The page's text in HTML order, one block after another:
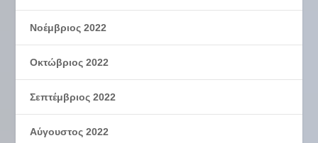
Νοέμβριος 2022
Οκτώβριος 2022
Σεπτέμβριος 2022
Αύγουστος 2022